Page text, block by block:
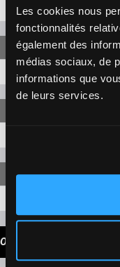
Les cookies nous
fonctionnalités
également des
médias sociaux, de
informations que
de leurs services.
5-3
OUR TIPS